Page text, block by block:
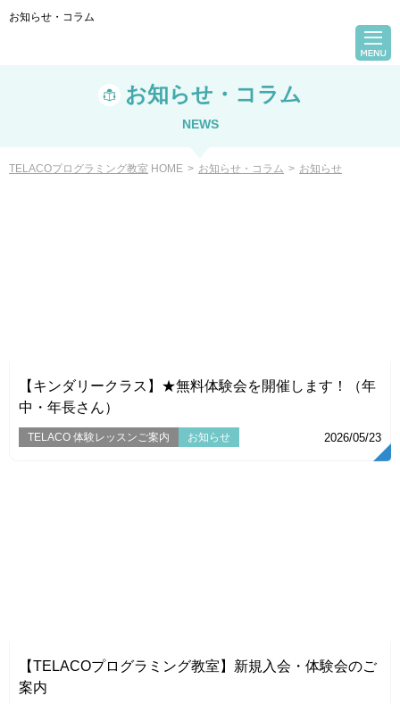
お知らせ・コラム
お知らせ・コラム
NEWS
TELACOプログラミング教室 HOME > お知らせ・コラム > お知らせ
【キンダリークラス】★無料体験会を開催します！（年
中・年長さん）
TELACO 体験レッスンご案内 お知らせ 2026/05/23
【TELACOプログラミング教室】新規入会・体験会のご
案内